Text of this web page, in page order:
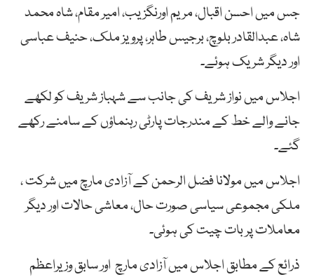
جس میں احسن اقبال، مریم اورنگزیب، امیر مقام، شاہ محمد
شاہ، عبدالقادر بلوچ، برجیس طاہر، پرویز ملک، حنیف عباسی
اور دیگر شریک ہوئے۔
اجلاس میں نواز شریف کی جانب سے شہباز شریف کو لکھے
جانے والے خط کے مندرجات پارٹی رہنماؤں کے سامنے رکھے
گئے۔
اجلاس میں مولانا فضل الرحمن کے آزادی مارچ میں شرکت ،
ملکی مجموعی سیاسی صورت حال، معاشی حالات اور دیگر
معاملات پر بات چیت کی ہوئی۔
ذرائع کے مطابق اجلاس میں آزادی مارچ اور سابق وزیراعظم